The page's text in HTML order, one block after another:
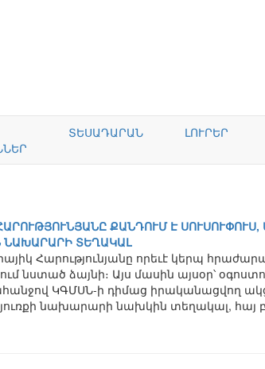
ՏԵՍԱԴԱՐԱՆ ԼՈՒՐԵՐ
ՔԱՆԴՈՒՄ Է
ՏԵՂԱԿԱԼ
Հարությունյանը որեւէ կերպ
նստած ձայնի։ Այս մասին այսօր՝
ԿԳՄՍՆ-ի դիմաց իրականացվող
նախարարի նախկին տեղակալ,